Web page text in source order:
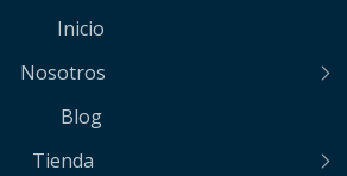
Inicio
Nosotros
Blog
Tienda